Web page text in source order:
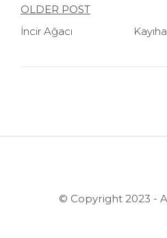
Yazı
gezinmesi
OLDER POST
İncir Ağacı
© Copyright 2023 -